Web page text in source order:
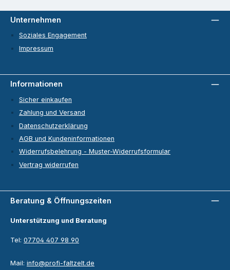
Beratung & Öffnungszeiten
Unterstützung und Beratung
Tel: 07704 407 98 90
Mail: info@profi-faltzelt.de
Unternehmen
Soziales Engagement
Impressum
Informationen
Sicher einkaufen
Zahlung und Versand
Datenschutzerklärung
AGB und Kundeninformationen
Widerrufsbelehrung - Muster-Widerrufsformular
Vertrag widerrufen